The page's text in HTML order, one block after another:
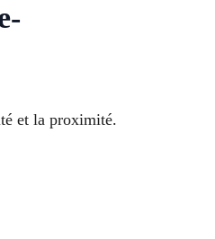
et la proximité.